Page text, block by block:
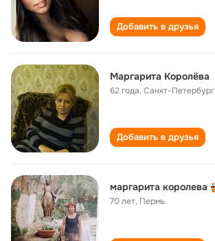
Добавить в друзья
Маргарита Королёва
62 года,Санкт-Петербург
Добавить в друзья
маргарита королева
70 лет, Пермь